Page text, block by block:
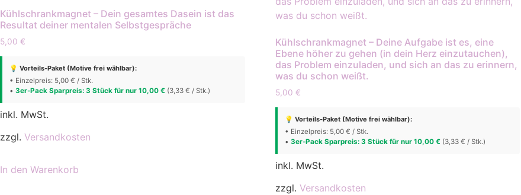
Kühlschrankmagnet – Dein gesamtes Dasein ist das
Resultat deiner mentalen Selbstgespräche
5,00€
💡 Vorteils-Paket (Motive frei wählbar):
• Einzelpreis: 5,00 € / Stk.
•3er-Pack Sparpreis: 3 Stück für nur 10,00 € (3,33 € / Stk.)
inkl. MwSt.
zzgl.Versandkosten
In den Warenkorb
Kühlschrankmagnet – Deine Aufgabe ist es, eine
Ebene höher zu gehen (in dein Herz einzutauchen),
das Problem einzuladen, und sich an das zu erinnern,
was du schon weißt.
5,00 €
💡 Vorteils-Paket (Motive frei wählbar):
• Einzelpreis: 5,00 € / Stk.
• 3er-Pack Sparpreis: 3 Stück für nur 10,00 €(3,33 € / Stk.)
inkl. MwSt.
zzgl. Versandkosten